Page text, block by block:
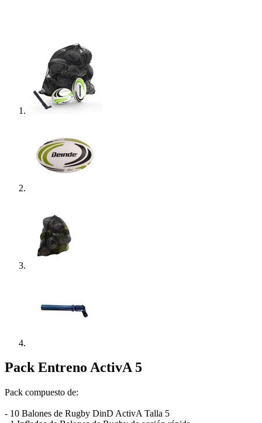
Pack Entreno ActivA 5
Pack compuesto de:
- 10 Balones de Rugby DinD ActivA Talla 5